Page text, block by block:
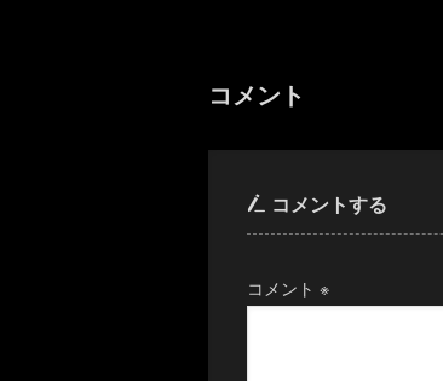
コメント
コメントする
コメント ※